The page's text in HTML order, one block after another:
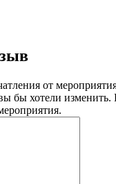
от
бы хотели изменить.